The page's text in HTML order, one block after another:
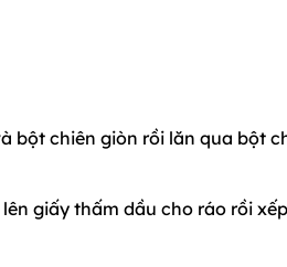
bột chiên giòn rồi lăn qua bột
giấy thấm dầu cho ráo rồi xếp